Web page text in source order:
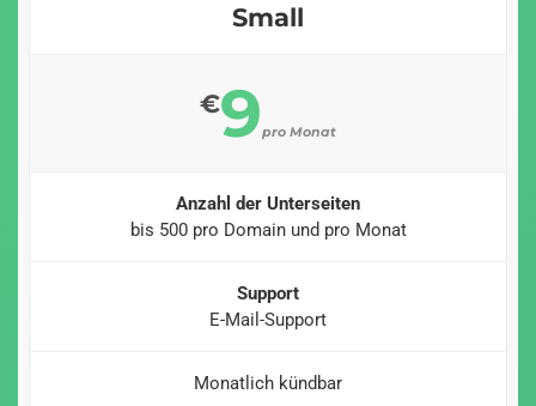
Small
€9pro Monat
Anzahl der Unterseiten
bis 500 pro Domain und pro Monat
Support
E-Mail-Support
Monatlich kündbar